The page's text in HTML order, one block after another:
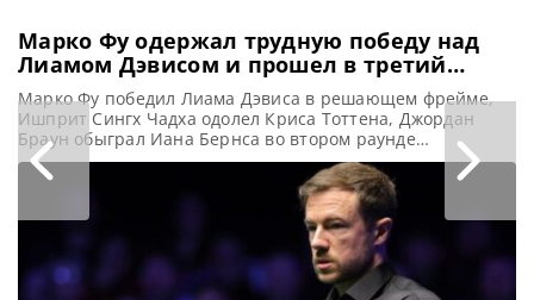
Марко Фу одержал трудную победу над
Лиамом Дэвисом и прошел в третий
квалификационный раунд Чемпионата
мира 2026
Марко Фу победил Лиама Дэвиса в решающем фрейме,
Ишприт Сингх Чадха одолел Криса Тоттена, Джордан
Браун обыграл Иана Бернса во втором раунде
квалификации на Чемпионате мира 2026 по снукеру,
сообщает WST Гонконгский снукерист Марко Фу вырвал
победу у молодого валлийца Лиама Дэвиса со счетом 10-9
во втором раунде квалификации Чемпионата мира 2026.
И сохранил надежду